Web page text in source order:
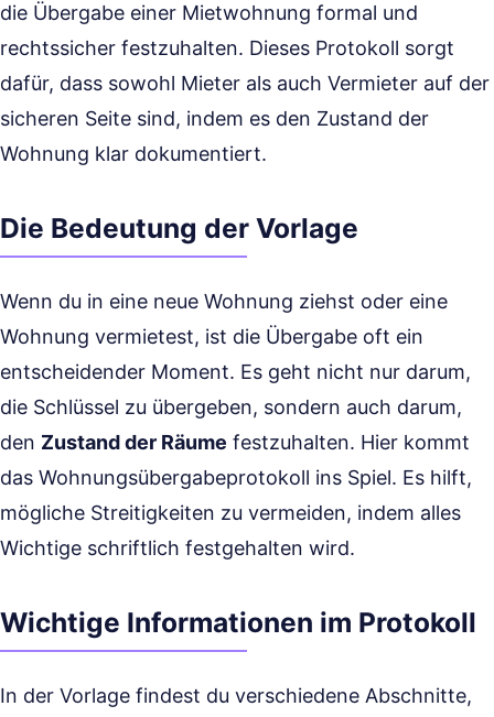
die Übergabe einer Mietwohnung formal und
rechtssicher festzuhalten. Dieses Protokoll sorgt
dafür, dass sowohl Mieter als auch Vermieter auf der
sicheren Seite sind, indem es den Zustand der
Wohnung klar dokumentiert.
Die Bedeutung der Vorlage
Wenn du in eine neue Wohnung ziehst oder eine
Wohnung vermietest, ist die Übergabe oft ein
entscheidender Moment. Es geht nicht nur darum,
die Schlüssel zu übergeben, sondern auch darum,
den Zustand der Räume festzuhalten. Hier kommt
das Wohnungsübergabeprotokoll ins Spiel. Es hilft,
mögliche Streitigkeiten zu vermeiden, indem alles
Wichtige schriftlich festgehalten wird.
Wichtige Informationen im Protokoll
In der Vorlage findest du verschiedene Abschnitte,